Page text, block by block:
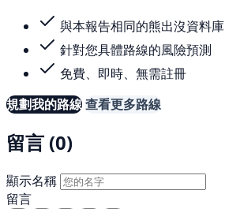
與本報告相同的熊出沒資料庫
針對您具體路線的風險預測
免費、即時、無需註冊
規劃我的路線查看更多路線
留言 (0)
顯示名稱
留言